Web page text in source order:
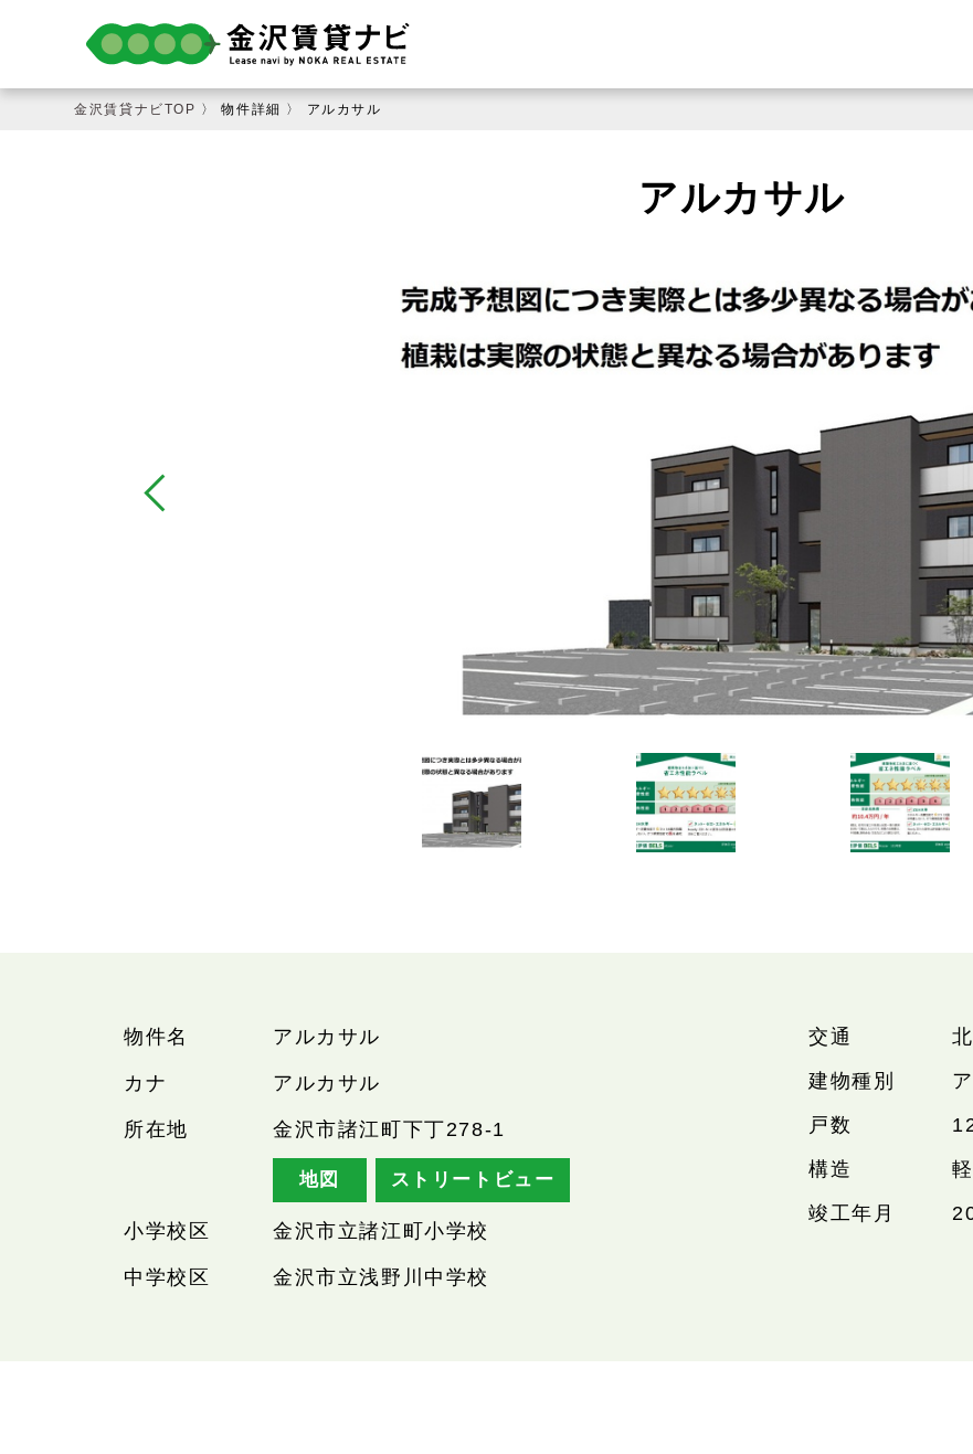
金沢賃貸ナビTOP 〉 物件詳細 〉 アルカサル
アルカサル
物件名 アルカサル
カナ アルカサル
所在地 金沢市諸江町下丁278-1
地図 ストリートビュー
小学校区 金沢市立諸江町小学校
中学校区 金沢市立浅野川中学校
交通
建物種別
戸数
構造
竣工年月